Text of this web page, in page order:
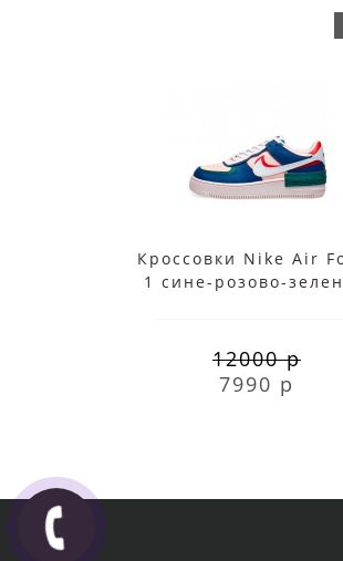
Кроссовки Nike Air
1 сине-розово-
12000 р
7990 р